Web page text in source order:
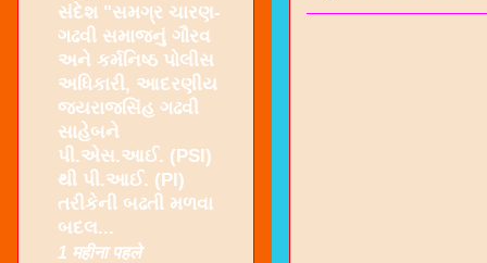
સંદેશ "સમગ્ર ચારણ-
ગઢવી સમાજનું ગૌરવ
અને કર્મનિષ્ઠ પોલીસ
અધિકારી, આદરણીય
જયરાજસિંહ ગઢવી
સાહેબને
પી.એસ.આઈ. (PSI)
થી પી.આઈ. (PI)
તરીકેની બઢતી મળવા
બદલ...
1 महीना पहले